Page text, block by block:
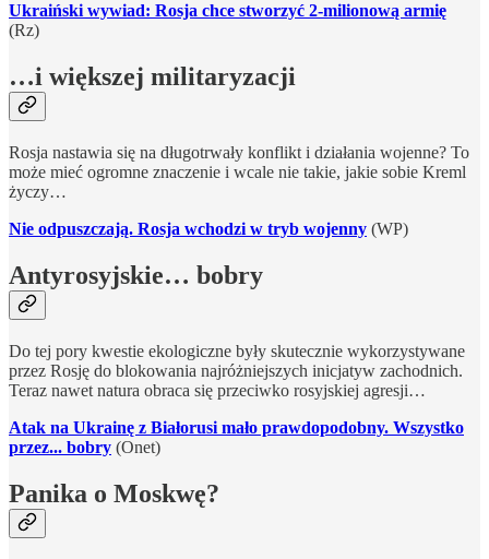
Ukraiński wywiad: Rosja chce stworzyć 2-milionową armię
(Rz)
…i większej militaryzacji
Rosja nastawia się na długotrwały konflikt i działania wojenne? To
może mieć ogromne znaczenie i wcale nie takie, jakie sobie Kreml
życzy…
Nie odpuszczają. Rosja wchodzi w tryb wojenny (WP)
Antyrosyjskie… bobry
Do tej pory kwestie ekologiczne były skutecznie wykorzystywane
przez Rosję do blokowania najróżniejszych inicjatyw zachodnich.
Teraz nawet natura obraca się przeciwko rosyjskiej agresji…
Atak na Ukrainę z Białorusi mało prawdopodobny. Wszystko
przez... bobry (Onet)
Panika o Moskwę?